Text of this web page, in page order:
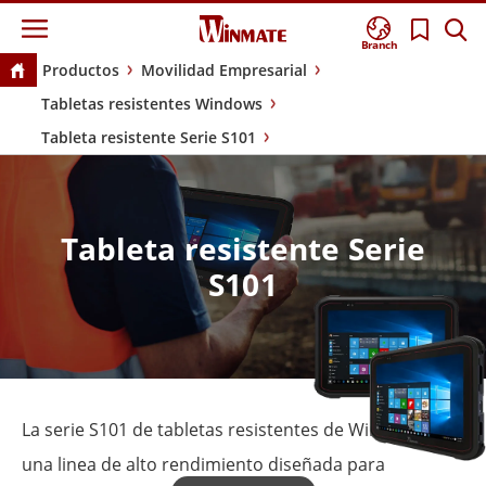
Branch
Productos
Movilidad Empresarial
Tabletas resistentes Windows
Tableta resistente Serie S101
Tableta resistente Serie
S101
La serie S101 de tabletas resistentes de Winmate es
una linea de alto rendimiento diseñada para